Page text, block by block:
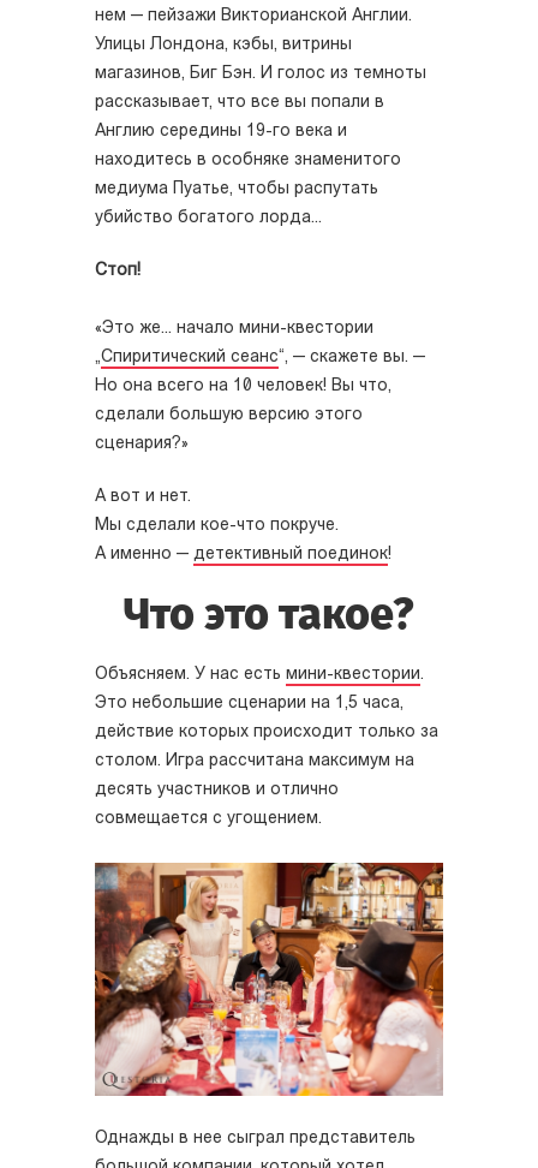
нем — пейзажи Викторианской Англии.
Улицы Лондона, кэбы, витрины
магазинов, Биг Бэн. И голос из темноты
рассказывает, что все вы попали в
Англию середины 19-го века и
находитесь в особняке знаменитого
медиума Пуатье, чтобы распутать
убийство богатого лорда...
Стоп!
«Это же... начало мини-квестории
„Спиритический сеанс“, — скажете вы. —
Но она всего на 10 человек! Вы что,
сделали большую версию этого
сценария?»
А вот и нет.
Мы сделали кое-что покруче.
А именно — детективный поединок!
Что это такое?
Объясняем. У нас есть мини-квестории.
Это небольшие сценарии на 1,5 часа,
действие которых происходит только за
столом. Игра рассчитана максимум на
десять участников и отлично
совмещается с угощением.
Однажды в нее сыграл представитель